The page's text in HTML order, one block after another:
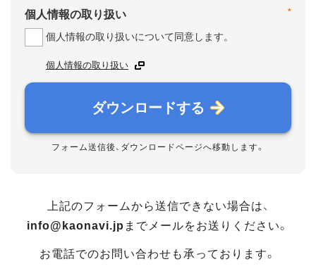
*
個人情報の取り扱い
個人情報の取り扱いについて同意します。
個人情報の取り扱い
ダウンロードする
フォーム送信後、ダウンロードページへ移動します。
上記のフォームから送信できない場合は、
info@kaonavi.jp までメールをお送りください。
お電話でのお問い合わせも承っております。